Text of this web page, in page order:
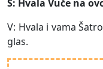
Š: Hvala Vuče na
V: Hvala i vama
glas.